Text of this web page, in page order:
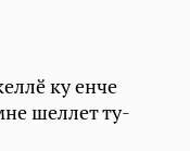
ку енче
шеллет ту-